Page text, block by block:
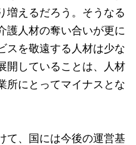
増えるだろう。そうなる
護人材の奪い合いが更に
スを敬遠する人材は少な
開していることは、人材
所にとってマイナスとな
て、国には今後の運営基